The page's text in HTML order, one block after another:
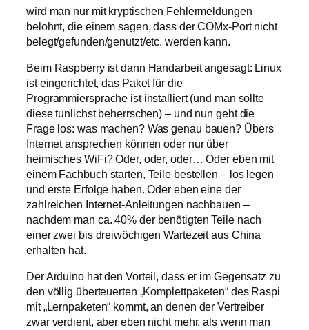
wird man nur mit kryptischen Fehlermeldungen
belohnt, die einem sagen, dass der COMx-Port nicht
belegt/gefunden/genutzt/etc. werden kann.
Beim Raspberry ist dann Handarbeit angesagt: Linux
ist eingerichtet, das Paket für die
Programmiersprache ist installiert (und man sollte
diese tunlichst beherrschen) – und nun geht die
Frage los: was machen? Was genau bauen? Übers
Internet ansprechen können oder nur über
heimisches WiFi? Oder, oder, oder… Oder eben mit
einem Fachbuch starten, Teile bestellen – los legen
und erste Erfolge haben. Oder eben eine der
zahlreichen Internet-Anleitungen nachbauen –
nachdem man ca. 40% der benötigten Teile nach
einer zwei bis dreiwöchigen Wartezeit aus China
erhalten hat.
Der Arduino hat den Vorteil, dass er im Gegensatz zu
den völlig überteuerten „Komplettpaketen“ des Raspi
mit „Lernpaketen“ kommt, an denen der Vertreiber
zwar verdient, aber eben nicht mehr, als wenn man